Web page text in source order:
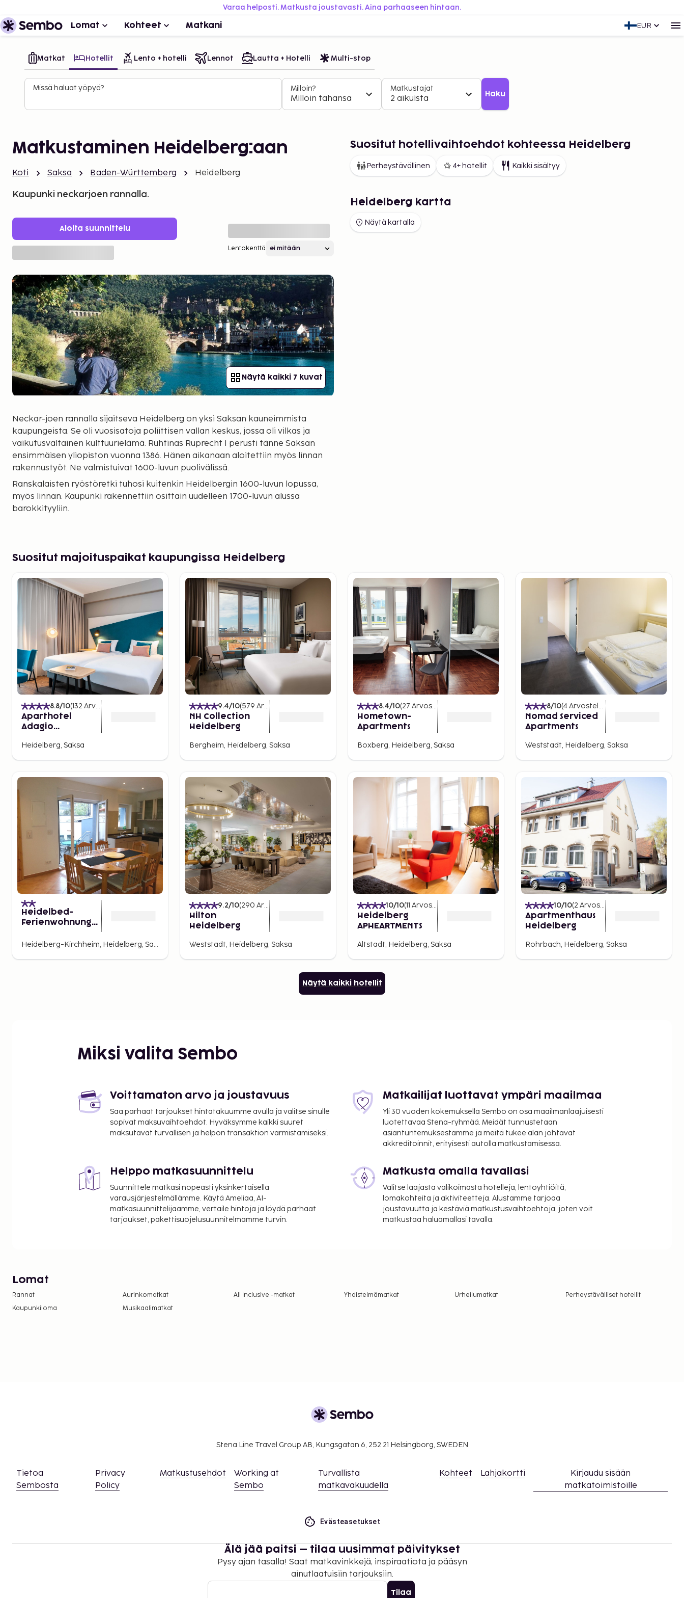
Varaa helposti. Matkusta joustavasti. Aina parhaaseen hintaan.
Lomat Kohteet Matkani EUR
Matkat Hotellit Lento + hotelli Lennot Lautta + Hotelli Multi-stop
Missä haluat yöpyä? Milloin?
Milloin tahansa
Matkustajat
2 aikuista Haku
Matkustaminen Heidelberg:aan
Koti Saksa Baden-Württemberg Heidelberg
Kaupunki neckarjoen rannalla.
Aloita suunnittelu
Lentokenttä
Näytä kaikki 7 kuvat
Neckar-joen rannalla sijaitseva Heidelberg on yksi Saksan kauneimmista
kaupungeista. Se oli vuosisatoja poliittisen vallan keskus, jossa oli vilkas ja
vaikutusvaltainen kulttuurielämä. Ruhtinas Ruprecht I perusti tänne Saksan
ensimmäisen yliopiston vuonna 1386. Hänen aikanaan aloitettiin myös linnan
rakennustyöt. Ne valmistuivat 1600-luvun puolivälissä.
Ranskalaisten ryöstöretki tuhosi kuitenkin Heidelbergin 1600-luvun lopussa,
myös linnan. Kaupunki rakennettiin osittain uudelleen 1700-luvun alussa
barokkityyliin.
Suositut hotellivaihtoehdot kohteessa Heidelberg
Perheystävällinen 4+ hotellit Kaikki sisältyy
Heidelberg kartta
Näytä kartalla
Suositut majoituspaikat kaupungissa Heidelberg
8.8/10(132 Arvostelut
Aparthotel
Adagio
Heidelberg, Saksa
9.4/10(579 Arvostelut
NH Collection
Heidelberg
Bergheim, Heidelberg, Saksa
8.4/10(27 Arvostelut
Hometown-
Apartments
Boxberg, Heidelberg, Saksa
8/10(4 Arvostelut
Nomad Serviced
Apartments
Weststadt, Heidelberg, Saksa
Heidelbed-
Ferienwohnung
Heidelberg-Kirchheim, Heidelberg, Saksa
9.2/10(290 Arvostelut
Hilton
Heidelberg
Weststadt, Heidelberg, Saksa
10/10(11 Arvostelut
Heidelberg
APHEARTMENTS
Altstadt, Heidelberg, Saksa
10/10(2 Arvostelut
Apartmenthaus
Heidelberg
Rohrbach, Heidelberg, Saksa
Näytä kaikki hotellit
Miksi valita Sembo
Voittamaton arvo ja joustavuus
Saa parhaat tarjoukset hintatakuumme avulla ja valitse sinulle
sopivat maksuvaihtoehdot. Hyväksymme kaikki suuret
maksutavat turvallisen ja helpon transaktion varmistamiseksi.
Matkailijat luottavat ympäri maailmaa
Yli 30 vuoden kokemuksella Sembo on osa maailmanlaajuisesti
luotettavaa Stena-ryhmää. Meidät tunnustetaan
asiantuntemuksestamme ja meitä tukee alan johtavat
akkreditoinnit, erityisesti autolla matkustamisessa.
Helppo matkasuunnittelu
Suunnittele matkasi nopeasti yksinkertaisella
varausjärjestelmällämme. Käytä Ameliaa, AI-
matkasuunnittelijaamme, vertaile hintoja ja löydä parhaat
tarjoukset, pakettisuojelusuunnitelmamme turvin.
Matkusta omalla tavallasi
Valitse laajasta valikoimasta hotelleja, lentoyhtiöitä,
lomakohteita ja aktiviteetteja. Alustamme tarjoaa
joustavuutta ja kestäviä matkustusvaihtoehtoja, joten voit
matkustaa haluamallasi tavalla.
Lomat
Rannat Aurinkomatkat All Inclusive -matkat Yhdistelmämatkat Urheilumatkat
Perheystävälliset hotellit
Kaupunkiloma
Musikaalimatkat
Stena Line Travel Group AB, Kungsgatan 6, 252 21 Helsingborg, SWEDEN
Tietoa
Sembosta
Privacy
Policy
Matkustusehdot
Working at
Sembo
Turvallista
matkavakuudella
Kohteet Lahjakortti
Kirjaudu sisään
matkatoimistoille
Evästeasetukset
Älä jää paitsi – tilaa uusimmat päivitykset
Pysy ajan tasalla! Saat matkavinkkejä, inspiraatiota ja pääsyn
ainutlaatuisiin tarjouksiin.
Tilaa